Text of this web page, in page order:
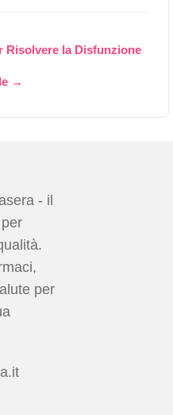
Risolvere la Disfunzione
→
- il
per